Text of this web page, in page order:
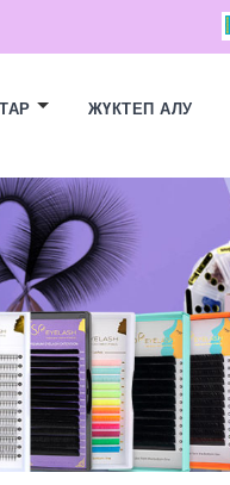
ЖҮКТЕП АЛУ